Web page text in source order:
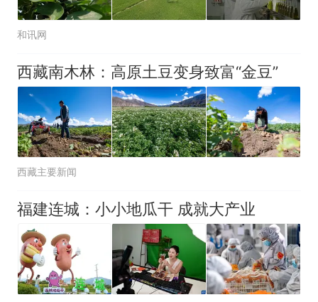
和讯网
西藏南木林：高原土豆变身致富“金豆”
西藏主要新闻
福建连城：小小地瓜干 成就大产业